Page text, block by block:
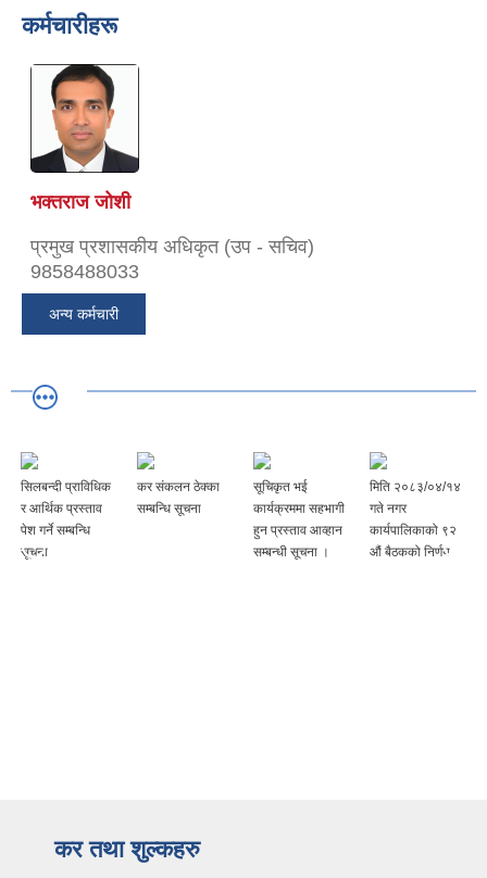
कर्मचारीहरू
भक्तराज जोशी
प्रमुख प्रशासकीय अधिकृत (उप - सचिव)
9858488033
अन्य कर्मचारी
सिलबन्दी प्राविधिक
र आर्थिक प्रस्ताव
पेश गर्ने सम्बन्धि
सूचना
कर संकलन ठेक्का
सम्बन्धि सूचना
सूचिकृत भई
कार्यक्रममा सहभागी
हुन प्रस्ताव आव्हान
सम्बन्धी सूचना ।
मिति २०८३/०४/१४
गते नगर
कार्यपालिकाको ९२
‌‍औं बैठकको निर्णय
कर तथा शुल्कहरु